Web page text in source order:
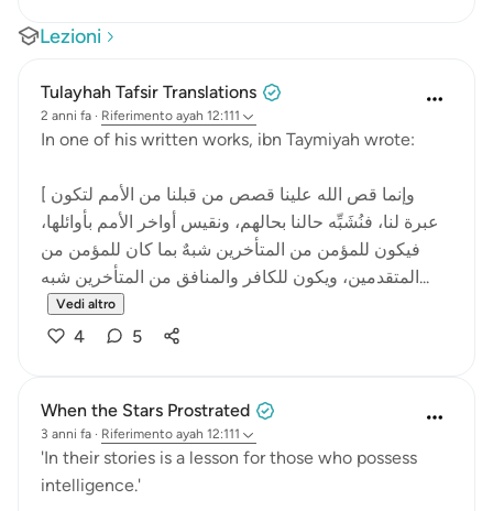
Lezioni
Tulayhah Tafsir Translations
2 anni fa · Riferimento ayah 12:111
In one of his written works, ibn Taymiyah wrote:
[ وإنما قص الله علينا قصص من قبلنا من الأمم لتكون
عبرة لنا، فنُشَبِّه حالنا بحالهم، ونقيس أواخر الأمم بأوائلها،
فيكون للمؤمن من المتأخرين شبهٌ بما كان للمؤمن من
المتقدمين، ويكون للكافر والمنافق من المتأخرين شبه...
Vedi altro
4 5
When the Stars Prostrated
3 anni fa · Riferimento ayah 12:111
'In their stories is a lesson for those who possess
intelligence.'